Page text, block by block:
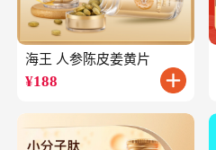
海王 人参陈皮姜黄片
¥188